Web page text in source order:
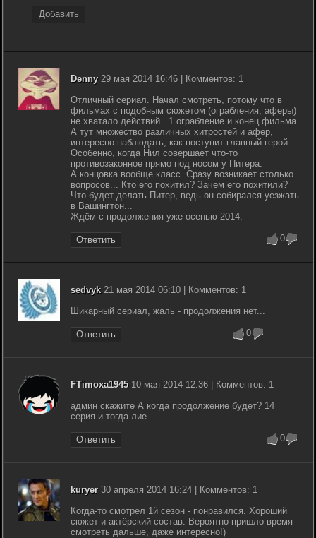
Добавить
Denny29 мая 2014 16:46 | Комментов: 1
Отличный сериал. Начал смотреть, потому что в
фильмах с подобным сюжетом (ограбления, аферы)
не хватало действий.. 1 ограбление и конец фильма.
А тут множество различных хитростей и афер,
интересно наблюдать, как поступит главный герой.
Особенно, когда Нил совершает что-то
противозаконное прямо под носом у Питера.
А концовка вообще класс. Сразу возникает столько
вопросов... Кто его похитил? Зачем его похитили?
Что будет делать Питер, ведь он собирался уезжать
в Вашингтон...
Ждём-с продолжения уже осенью 2014.
Ответить 0
sedvyk21 мая 2014 06:10 | Комментов: 1
Шикарный сериал, жаль - продолжения нет...
Ответить 0
FTimoxa194510 мая 2014 12:36 | Комментов: 1
админ скажите А когда продолжение будет? 14
серия и тогда лие
Ответить 0
kuryer30 апреля 2014 16:24 | Комментов: 1
Когда-то смотрел 1й сезон - понравился. Хороший
сюжет и актёрский состав. Вероятно пришло время
смотреть дальше, даже интересно!)